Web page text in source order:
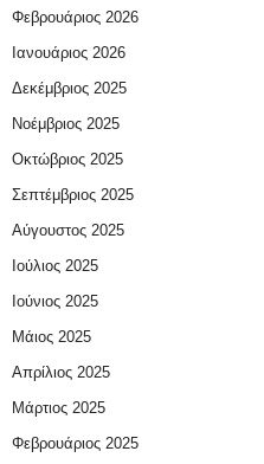
Φεβρουάριος 2026
Ιανουάριος 2026
Δεκέμβριος 2025
Νοέμβριος 2025
Οκτώβριος 2025
Σεπτέμβριος 2025
Αύγουστος 2025
Ιούλιος 2025
Ιούνιος 2025
Μάιος 2025
Απρίλιος 2025
Μάρτιος 2025
Φεβρουάριος 2025